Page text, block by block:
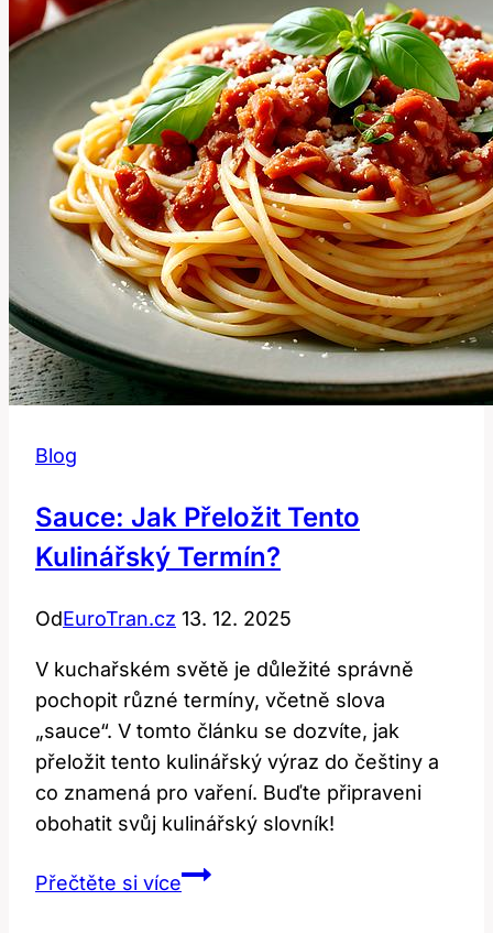
Anglicko-
Český
Překlad
Blog
Sauce: Jak Přeložit Tento
Kulinářský Termín?
OdEuroTran.cz 13. 12. 2025
V kuchařském světě je důležité správně
pochopit různé termíny, včetně slova
„sauce“. V tomto článku se dozvíte, jak
přeložit tento kulinářský výraz do češtiny a
co znamená pro vaření. Buďte připraveni
obohatit svůj kulinářský slovník!
Přečtěte si víceSauce: